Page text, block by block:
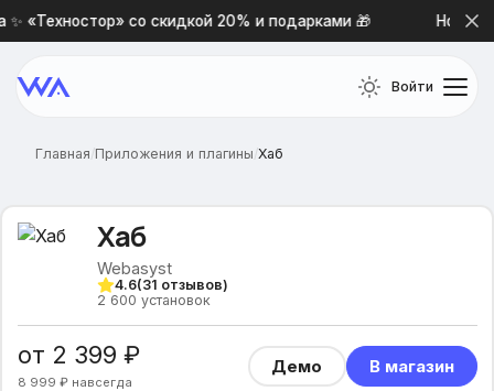
«Техностор» со скидкой 20% и подарками 🎁 Новая
Войти
Главная/Приложения и плагины/Хаб
Хаб
Webasyst
4.6(31 отзывов)
2 600 установок
от 2 399 ₽
8 999 ₽ навсегда
Демо В магазин